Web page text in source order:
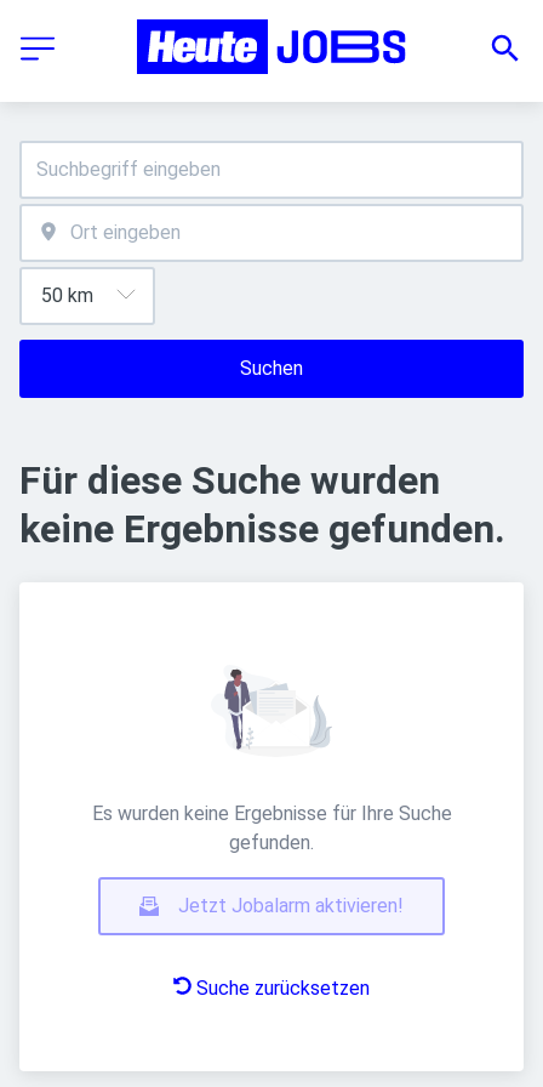
Suchen
Für diese Suche wurden
keine Ergebnisse gefunden.
Es wurden keine Ergebnisse für Ihre Suche
gefunden.
Jetzt Jobalarm aktivieren!
Suche zurücksetzen